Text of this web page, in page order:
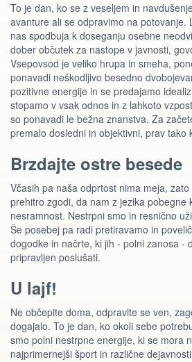
To je dan, ko se z veseljem in
avanture ali se odpravimo na potovanje.
nas spodbuja k doseganju osebne
dober občutek za nastope v javnosti,
Vsepovsod je veliko hrupa in smeha,
ponavadi neškodljivo besedno
pozitivne energije in se predajamo
stopamo v vsak odnos in z lahkoto
so ponavadi le bežna znanstva. Za
premalo dosledni in objektivni, prav tako
Brzdajte ostre besede
Včasih pa naša odprtost nima meja,
prehitro zgodi, da nam z jezika pobegne
nesramnost. Nestrpni smo in resnično
Še posebej pa radi pretiravamo in
dogodke in načrte, ki jih - polni zanosa -
pripravljen poslušati.
U lajf!
Ne občepite doma, odpravite se ven,
dogajalo. To je dan, ko okoli sebe
smo polni nestrpne energije, ki se mora
najprimernejši šport in različne